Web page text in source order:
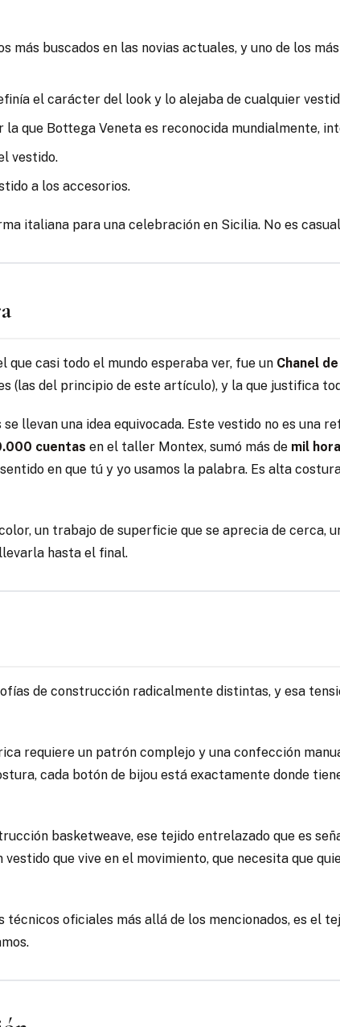
más buscados en las novias actuales, y uno de los
el carácter del look y lo alejaba de cualquier
que Bottega Veneta es reconocida mundialmente,
vestido.
a los accesorios.
italiana para una celebración en Sicilia. No es
que casi todo el mundo esperaba ver, fue un Chanel
(las del principio de este artículo), y la que justifica
llevan una idea equivocada. Este vestido no es una
cuentas en el taller Montex, sumó más de mil
en que tú y yo usamos la palabra. Es alta
un trabajo de superficie que se aprecia de cerca,
hasta el final.
de construcción radicalmente distintas, y esa
requiere un patrón complejo y una confección
cada botón de bijou está exactamente donde
basketweave, ese tejido entrelazado que es
que vive en el movimiento, que necesita que
oficiales más allá de los mencionados, es el